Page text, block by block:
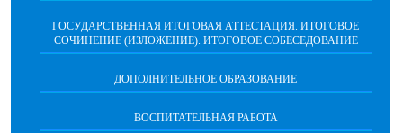
ГОСУДАРСТВЕННАЯ ИТОГОВАЯ АТТЕСТАЦИЯ. ИТОГОВОЕ
СОЧИНЕНИЕ (ИЗЛОЖЕНИЕ). ИТОГОВОЕ СОБЕСЕДОВАНИЕ
ДОПОЛНИТЕЛЬНОЕ ОБРАЗОВАНИЕ
ВОСПИТАТЕЛЬНАЯ РАБОТА